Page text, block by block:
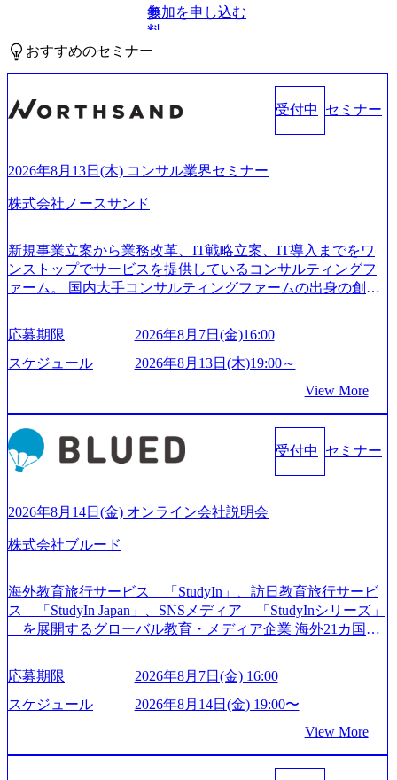
無
料
参加を申し込む
おすすめのセミナー
受付中 セミナー
2026年8月13日(木) コンサル業界セミナー
株式会社ノースサンド
新規事業立案から業務改革、IT戦略立案、IT導入までをワ
ンストップでサービスを提供しているコンサルティングフ
ァーム。 国内大手コンサルティングファームの出身の創業
もっと自由に誠実に提案できる会社をつくりたい」「胸を
張って会社が好きだと言えるような家族的な組織をつくり
たい」という想いで会社を設立 PwC・アクセンチュアとい
社出身者など、様々な経歴の社員が活躍しており、働きや
すく魅力的な環境が整っているため、定着率が高いことか
ら「働きがいのある会社」に4年連続ベストカンパニーに選
出されている。 残業時間は平均30時間程度 事業/IT戦略立案
や各種プロジェクトマネジメント、最先端テクノロジーの
をデザインする」というビジョンを掲げ、クライアント目
いることは何かを追究し、本当に価値のある成果を提供し
の736名（2024年1月）に到達。上場を目指し、さらに採用
のスピードを上げている。 人にフォーカスをして急成長す
る唯一無二のコンサルティングファーム【株式会社ノース
サンド 執行役員新山氏、庄司氏インタビュー】 (https://my-vi
2015年に設立され、前年比205%の売上成長を遂げるなど、
急速な成長を遂げている。 ​ 新規事業立案から業務改革、IT
戦略立案、IT導入までをワンストップで提供するコンサル
ティングファームである。 ​- 2025年1月時点で従業員数1,209
名を擁し、事業拡大を続けている。 「人」にフォーカスを
当てたコンサルティング会社として、社員の人間力を強み
応募期限
2026年8月7日(金)16:00
スケジュール
2026年8月13日(木)19:00～
View More
受付中 セミナー
2026年8月14日(金) オンライン会社説明会
株式会社ブルード
海外教育旅行サービス 「StudyIn」、訪日教育旅行サービ
ス 「StudyIn Japan」、SNSメディア 「StudyInシリーズ」
を展開するグローバル教育・メディア企業 海外21カ国と
育支援サービスを提供している 動画メディア事業を基盤と
して、留学支援・訪日教育旅行・SNSマーケティング事業
を展開している Mission:より多くの人に、グローバルという
ラになる Value： INTEGRITY誠実であろう 素直に心を開い
て伝える、自責かつ利他の精神で動く、謙虚な姿勢でウソ
応募期限
2026年8月7日(金) 16:00
スケジュール
2026年8月14日(金) 19:00〜
View More